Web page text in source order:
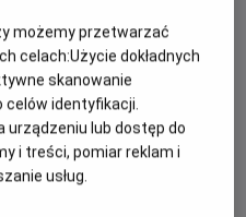
możemy przetwarzać
celach:Użycie dokładnych
skanowanie
identyfikacji.
urządzeniu lub dostęp do
i treści, pomiar reklam i
usług.